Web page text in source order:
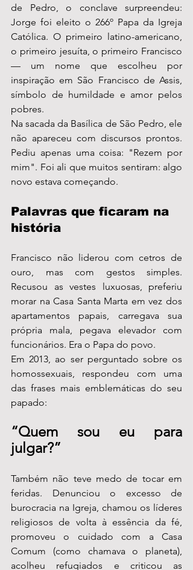
de Pedro, o conclave surpreendeu:
Jorge foi eleito o 266º Papa da Igreja
Católica. O primeiro latino-americano,
o primeiro jesuíta, o primeiro Francisco
— um nome que escolheu por
inspiração em São Francisco de Assis,
símbolo de humildade e amor pelos
pobres.
Na sacada da Basílica de São Pedro, ele
não apareceu com discursos prontos.
Pediu apenas uma coisa: "Rezem por
mim". Foi ali que muitos sentiram: algo
novo estava começando.
Palavras que ficaram na
história
Francisco não liderou com cetros de
ouro, mas com gestos simples.
Recusou as vestes luxuosas, preferiu
morar na Casa Santa Marta em vez dos
apartamentos papais, carregava sua
própria mala, pegava elevador com
funcionários. Era o Papa do povo.
Em 2013, ao ser perguntado sobre os
homossexuais, respondeu com uma
das frases mais emblemáticas do seu
papado:
“Quem sou eu para
julgar?”
Também não teve medo de tocar em
feridas. Denunciou o excesso de
burocracia na Igreja, chamou os líderes
religiosos de volta à essência da fé,
promoveu o cuidado com a Casa
Comum (como chamava o planeta),
acolheu refugiados e criticou as